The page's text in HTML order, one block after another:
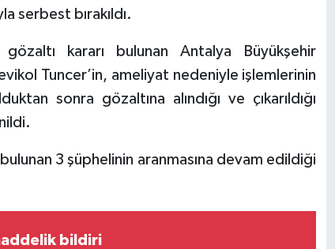
serbest bırakıldı.
gözaltı kararı bulunan Antalya Büyükşehir
Tuncer’in, ameliyat nedeniyle işlemlerinin
sonra gözaltına alındığı ve çıkarıldığı
3 şüphelinin aranmasına devam edildiği
bildiri